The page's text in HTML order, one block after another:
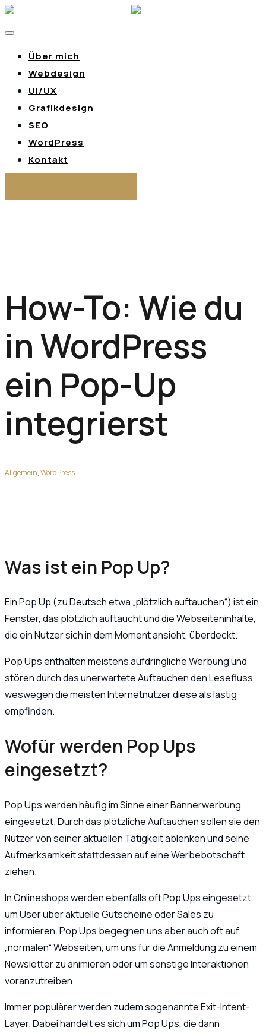
Über mich
Webdesign
UI/UX
Grafikdesign
SEO
WordPress
Kontakt
How-To: Wie du
in WordPress
ein Pop-Up
integrierst
Allgemein,WordPress
Was ist ein Pop Up?
Ein Pop Up (zu Deutsch etwa „plötzlich auftauchen“) ist ein
Fenster, das plötzlich auftaucht und die Webseiteninhalte,
die ein Nutzer sich in dem Moment ansieht, überdeckt.
Pop Ups enthalten meistens aufdringliche Werbung und
stören durch das unerwartete Auftauchen den Lesefluss,
weswegen die meisten Internetnutzer diese als lästig
empfinden.
Wofür werden Pop Ups
eingesetzt?
Pop Ups werden häufig im Sinne einer Bannerwerbung
eingesetzt. Durch das plötzliche Auftauchen sollen sie den
Nutzer von seiner aktuellen Tätigkeit ablenken und seine
Aufmerksamkeit stattdessen auf eine Werbebotschaft
ziehen.
In Onlineshops werden ebenfalls oft Pop Ups eingesetzt,
um User über aktuelle Gutscheine oder Sales zu
informieren. Pop Ups begegnen uns aber auch oft auf
„normalen“ Webseiten, um uns für die Anmeldung zu einem
Newsletter zu animieren oder um sonstige Interaktionen
voranzutreiben.
Immer populärer werden zudem sogenannte Exit-Intent-
Layer. Dabei handelt es sich um Pop Ups, die dann